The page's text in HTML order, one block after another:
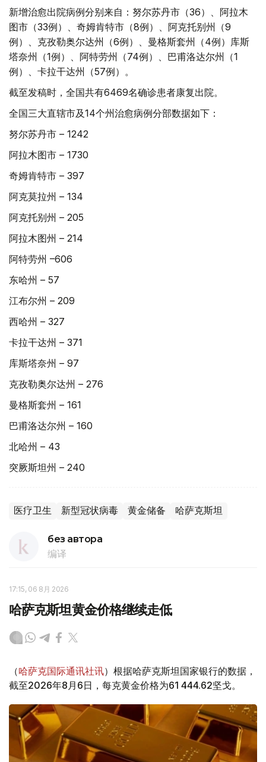
新增治愈出院病例分别来自：努尔苏丹市（36）、阿拉木
图市（33例）、奇姆肯特市（8例）、阿克托别州（9
例）、克孜勒奥尔达州（6例）、曼格斯套州（4例）库斯
塔奈州（1例）、阿特劳州（74例）、巴甫洛达尔州（1
例）、卡拉干达州（57例）。
截至发稿时，全国共有6469名确诊患者康复出院。
全国三大直辖市及14个州治愈病例分部数据如下：
努尔苏丹市 – 1242
阿拉木图市 – 1730
奇姆肯特市 – 397
阿克莫拉州 – 134
阿克托别州 – 205
阿拉木图州 – 214
阿特劳州 –606
东哈州 – 57
江布尔州 – 209
西哈州 – 327
卡拉干达州 – 371
库斯塔奈州 – 97
克孜勒奥尔达州 – 276
曼格斯套州 – 161
巴甫洛达尔州 – 160
北哈州 – 43
突厥斯坦州 – 240
医疗卫生 新型冠状病毒 黄金储备 哈萨克斯坦
без автора
编译
17:15, 06 8月 2026
哈萨克斯坦黄金价格继续走低
（哈萨克国际通讯社讯）根据哈萨克斯坦国家银行的数据，
截至2026年8月6日，每克黄金价格为61 444.62坚戈。